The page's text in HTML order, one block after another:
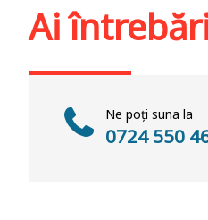
Ai
Ne poți suna la
0724 550